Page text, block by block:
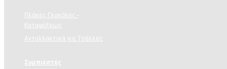
Πλάκες Γλυκόλης -
Καταψύξεως
Ανταλλακτικά για Τσέλλες
Συμπιεστές